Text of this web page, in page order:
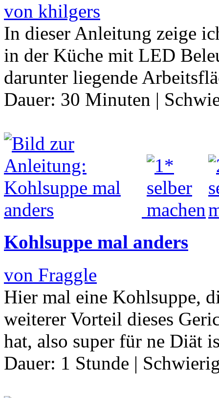
von khilgers
In dieser Anleitung zeige
in der Küche mit LED
darunter liegende
Dauer: 30 Minuten |
Kohlsuppe mal anders
von Fraggle
Hier mal eine Kohlsuppe,
weiterer Vorteil dieses
hat, also super für ne Diät
Dauer: 1 Stunde |